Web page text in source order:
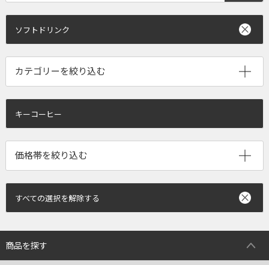
ソフトドリンク
キーコーヒー
すべての選択を解除する
商品を探す